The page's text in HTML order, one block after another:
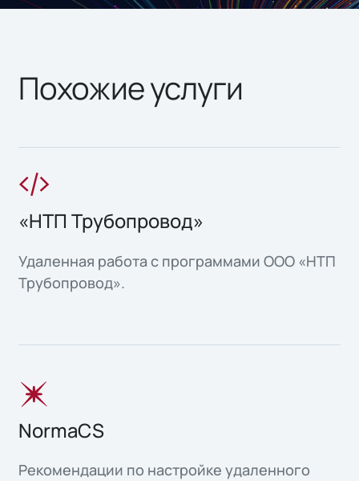
Похожие услуги
«НТП Трубопровод»
Удаленная работа с программами ООО «НТП
Трубопровод».
NormaCS
Рекомендации по настройке удаленного